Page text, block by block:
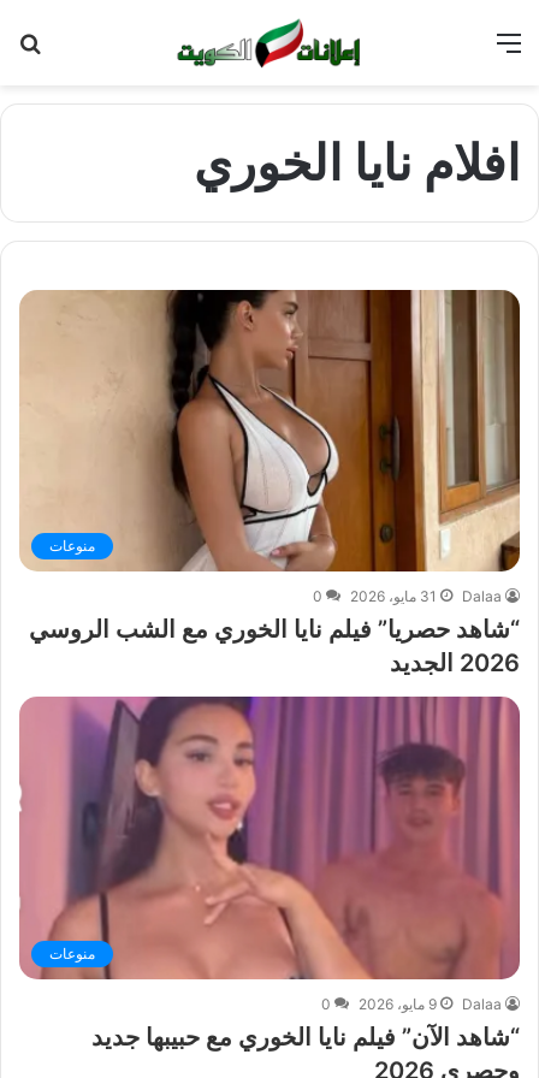
افلام نايا الخوري
منوعات
Dalaa 31 مايو، 2026 0
“شاهد حصريا” فيلم نايا الخوري مع الشب الروسي
2026 الجديد
منوعات
Dalaa 9 مايو، 2026 0
“شاهد الآن” فيلم نايا الخوري مع حبيبها جديد
وحصري 2026